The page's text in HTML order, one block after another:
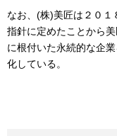
なお、 (株)美匠は２０１
指針に定めたことから
に根付いた永続的な企
化している。